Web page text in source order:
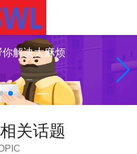
解决大麻烦
关话题